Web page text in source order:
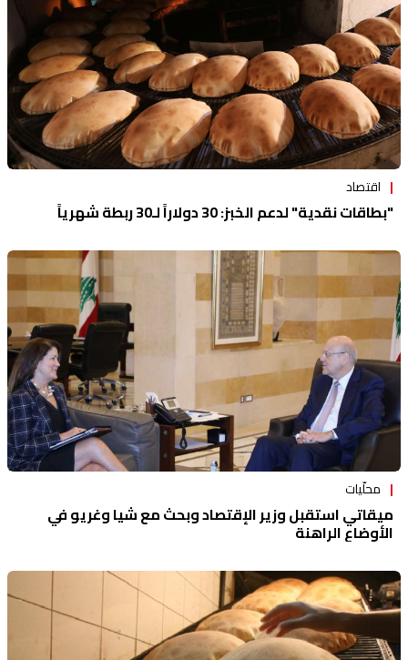
اقتصاد
"بطاقات نقدية" لدعم الخبز: 30 دولاراً لـ30 ربطة شهرياً
محلّيات
ميقاتي استقبل وزير الإقتصاد وبحث مع شيا وغريو في
الأوضاع الراهنة